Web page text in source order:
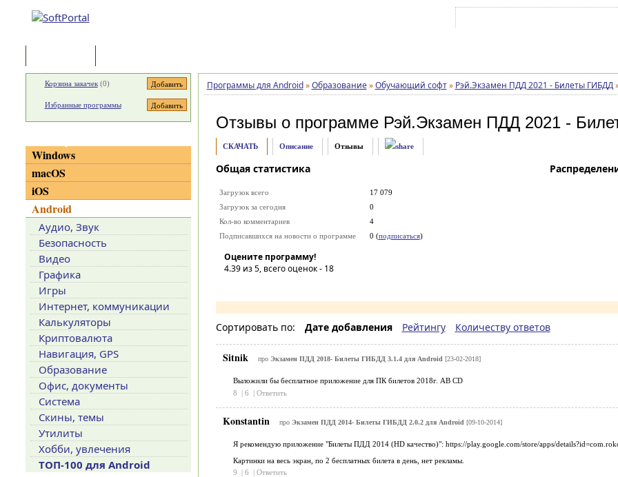
Программы для Android » Образование » Обучающий софт » Рэй.Экзамен ПДД 2021 - Билеты ГИБДД
Отзывы о программе Рэй.Экзамен ПДД 2021 -
СКАЧАТЬ Описание Отзывы
Общая статистика
Загрузок всего
17 079
Загрузок за сегодня
0
Кол-во комментариев
4
Подписавшихся на новости о программе
0 (подписаться)
Оцените программу!
4.39из 5, всего оценок - 18
Сортировать по: Дате добавления Рейтингу Количеству ответов
Sitnik про Экзамен ПДД 2018- Билеты ГИБДД 3.1.4 для Android [23-02-2018]
Выложили бы бесплатное приложение для ПК билетов 2018г. AB CD
8
| 6 | Ответить
Konstantin про Экзамен ПДД 2014- Билеты ГИБДД 2.0.2 для Android [09-10-2014]
Я рекомендую приложение "Билеты ПДД 2014 (HD качество)": https://play.google.com/store/apps/
Картинки на весь экран, по 2 бесплатных билета в день, нет рекламы.
9
| 6 | Ответить
Корзина закачек(0)
Избранные программы
Windows
macOS
iOS
Android
Аудио, Звук
Безопасность
Видео
Графика
Игры
Интернет, коммуникации
Калькуляторы
Криптовалюта
Навигация, GPS
Образование
Офис, документы
Система
Скины, темы
Утилиты
Хобби, увлечения
ТОП-100 для Android